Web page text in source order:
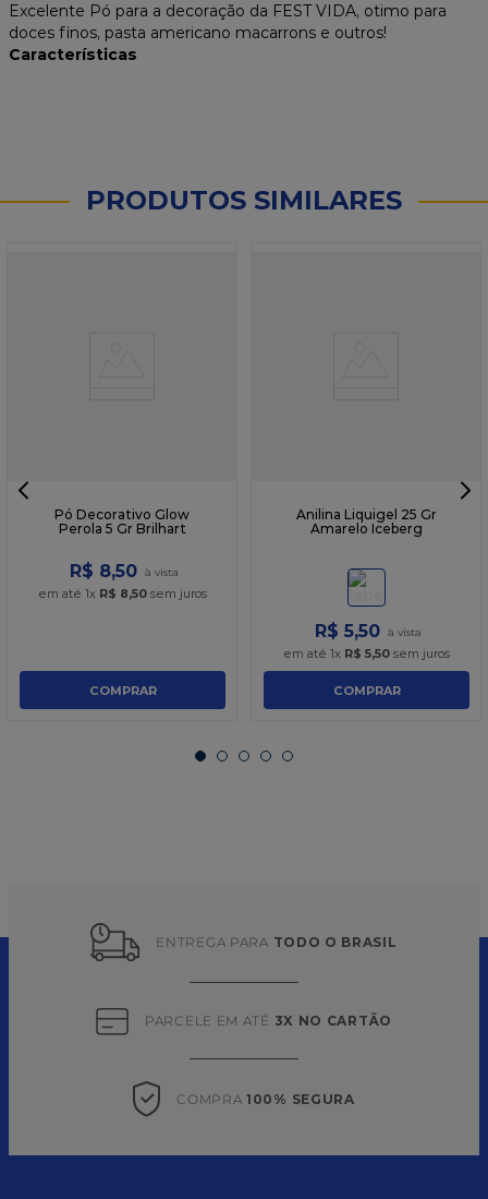
Excelente Pó para a decoração da FEST VIDA, otimo para
doces finos, pasta americano macarrons e outros!
Características
PRODUTOS SIMILARES
Pó Decorativo Glow
Perola 5 Gr Brilhart
R$ 8,50
em até 1x R$ 8,50sem juros
COMPRAR
Anilina Liquigel 25 Gr
Amarelo Iceberg
R$ 5,50
em até 1x R$ 5,50sem juros
COMPRAR
ENTREGA PARA TODO O BRASIL
PARCELE EM ATÉ 3X NO CARTÃO
COMPRA 100% SEGURA